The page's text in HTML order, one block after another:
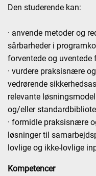
Den studerende kan:
· anvende metoder og
sårbarheder i
forventede og
· vurdere praksisnære
vedrørende
relevante
og/eller
· formidle praksisnære
løsninger til
lovlige og ikke-lovlige
Kompetencer